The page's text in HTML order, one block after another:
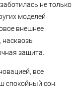
не только
моделей
внешнее
защита.
все
спокойный сон.